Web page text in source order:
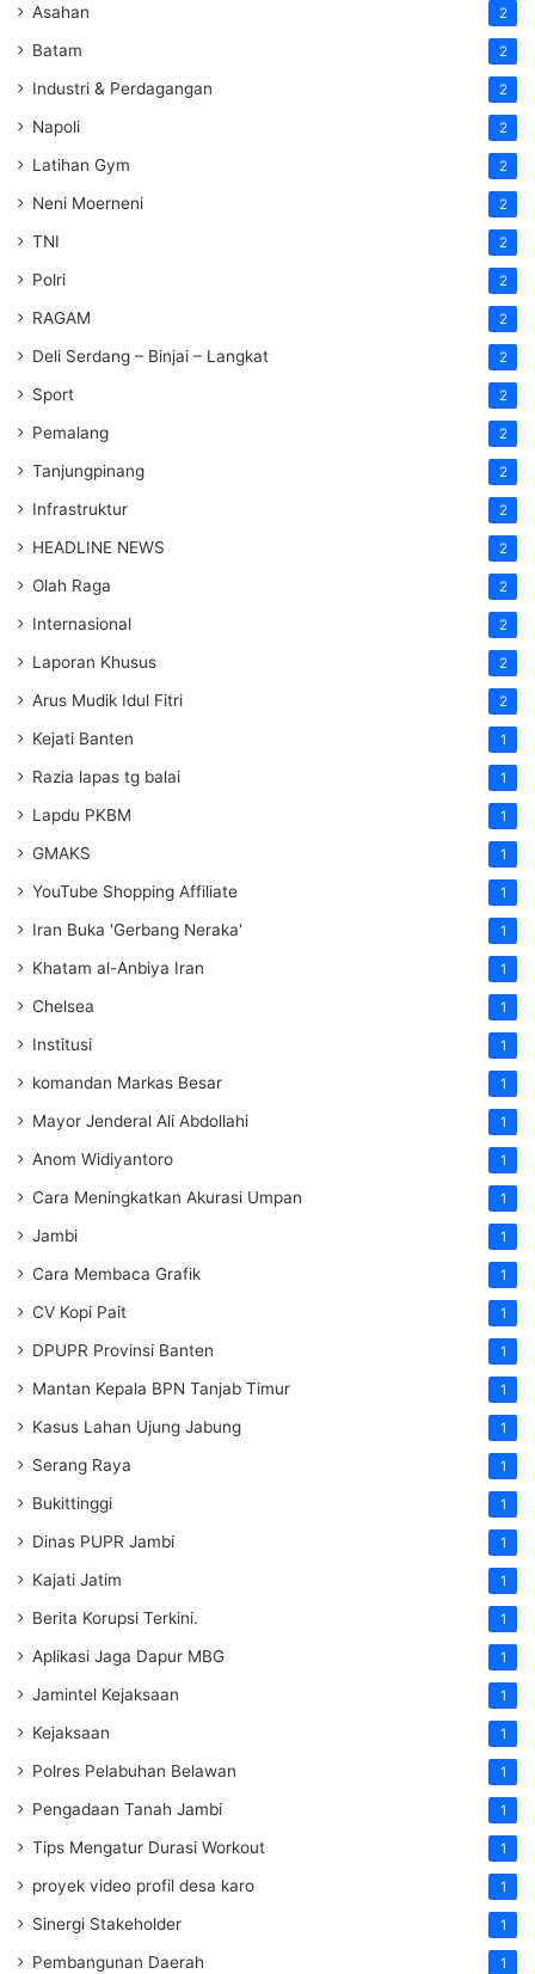
Asahan 2
Batam 2
Industri & Perdagangan 2
Napoli 2
Latihan Gym 2
Neni Moerneni 2
TNI 2
Polri 2
RAGAM 2
Deli Serdang – Binjai – Langkat 2
Sport 2
Pemalang 2
Tanjungpinang 2
Infrastruktur 2
HEADLINE NEWS 2
Olah Raga 2
Internasional 2
Laporan Khusus 2
Arus Mudik Idul Fitri 2
Kejati Banten 1
Razia lapas tg balai 1
Lapdu PKBM 1
GMAKS 1
YouTube Shopping Affiliate 1
Iran Buka 'Gerbang Neraka' 1
Khatam al-Anbiya Iran 1
Chelsea 1
Institusi 1
komandan Markas Besar 1
Mayor Jenderal Ali Abdollahi 1
Anom Widiyantoro 1
Cara Meningkatkan Akurasi Umpan 1
Jambi 1
Cara Membaca Grafik 1
CV Kopi Pait 1
DPUPR Provinsi Banten 1
Mantan Kepala BPN Tanjab Timur 1
Kasus Lahan Ujung Jabung 1
Serang Raya 1
Bukittinggi 1
Dinas PUPR Jambi 1
Kajati Jatim 1
Berita Korupsi Terkini. 1
Aplikasi Jaga Dapur MBG 1
Jamintel Kejaksaan 1
Kejaksaan 1
Polres Pelabuhan Belawan 1
Pengadaan Tanah Jambi 1
Tips Mengatur Durasi Workout 1
proyek video profil desa karo 1
Sinergi Stakeholder 1
Pembangunan Daerah 1